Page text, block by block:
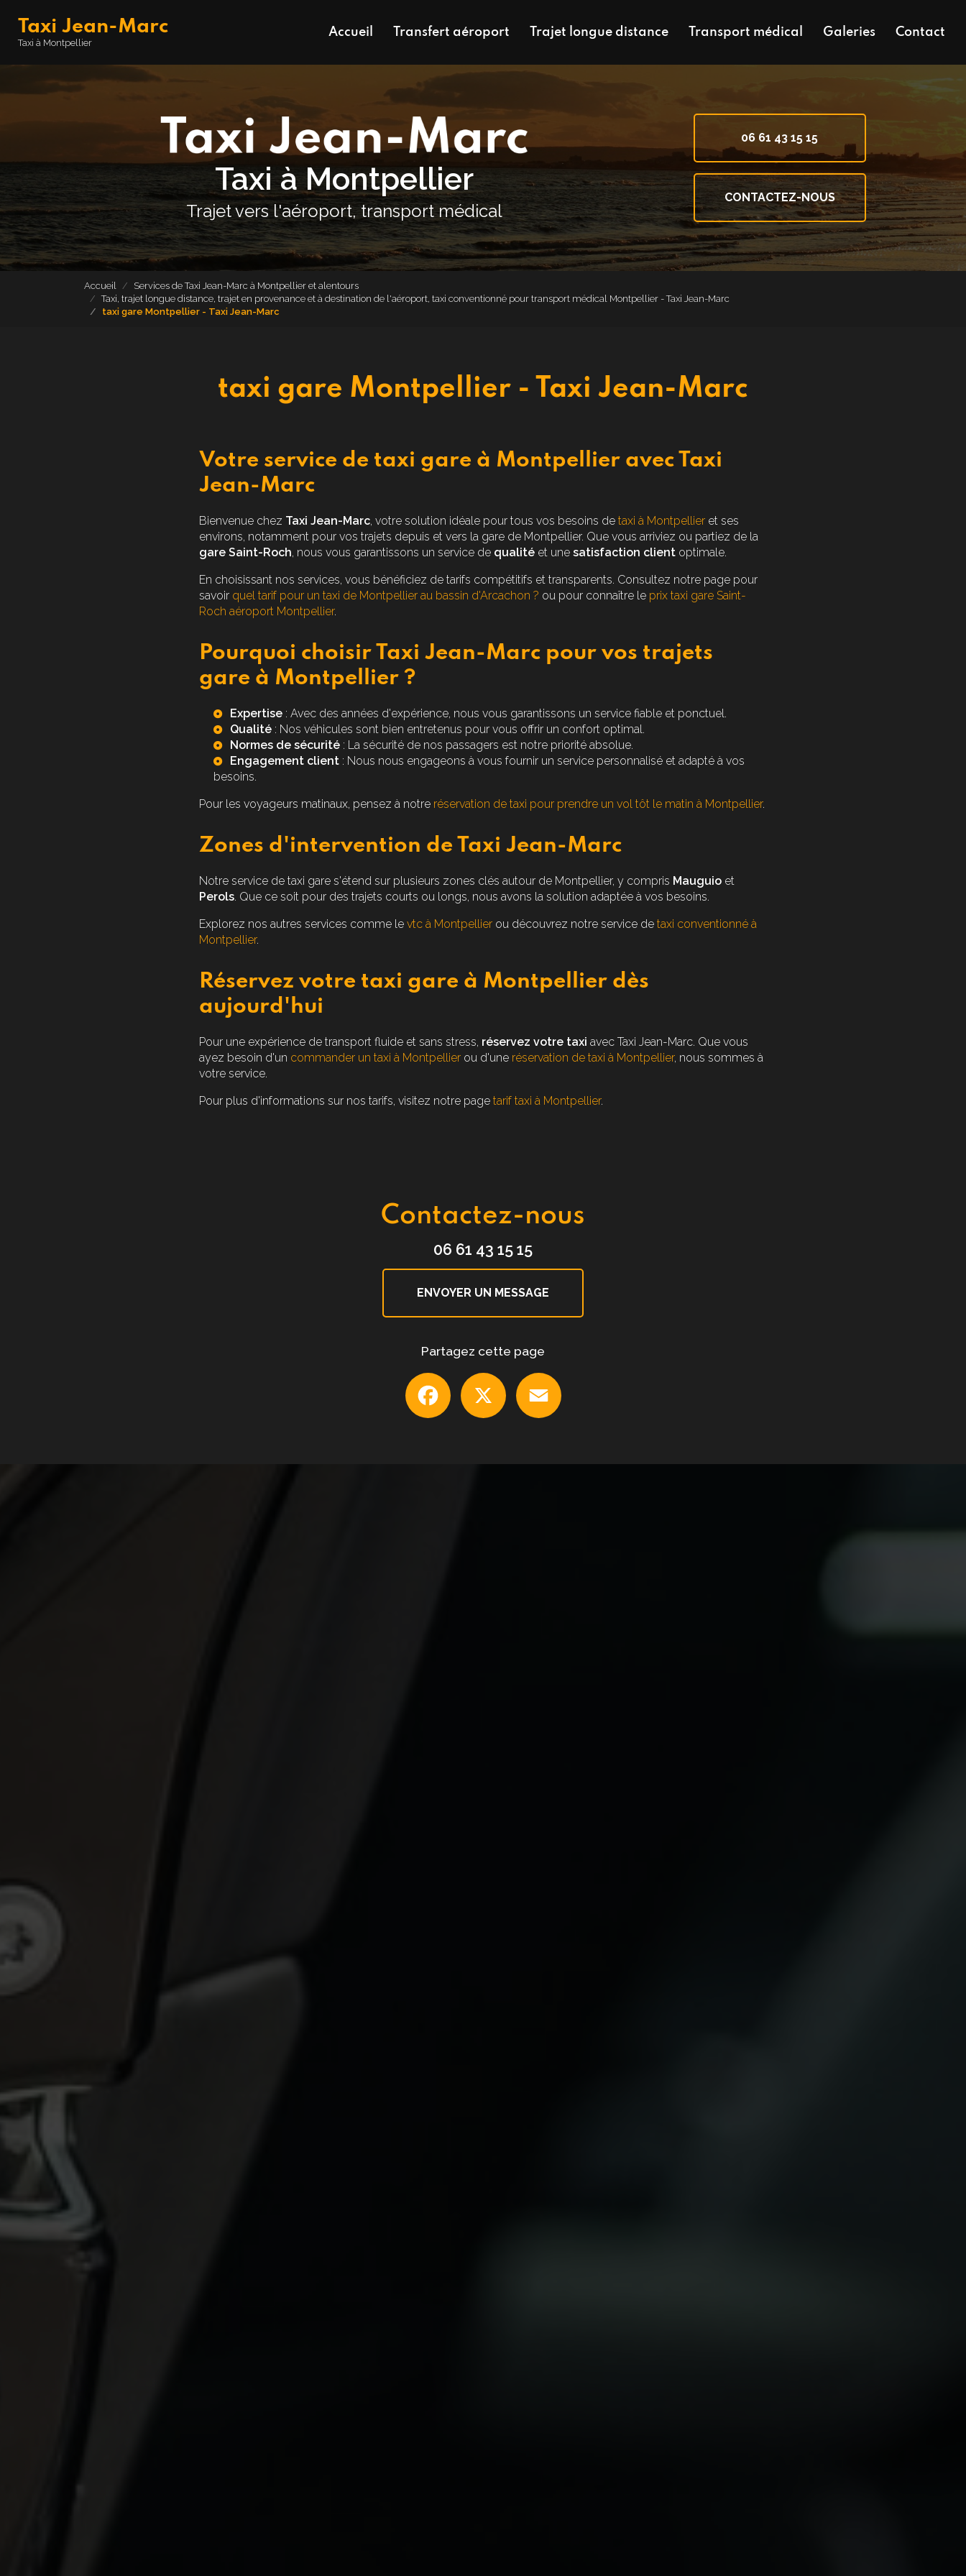
contenu
Taxi Jean-Marc
Taxi à Montpellier
Accueil Transfert aéroport Trajet longue distance Transport médical Galeries Contact
Taxi à Montpellier
Trajet vers l'aéroport, transport médical
06 61 43 15 15
CONTACTEZ-NOUS
Accueil
Services de Taxi Jean-Marc à Montpellier et alentours
Taxi, trajet longue distance, trajet en provenance et à destination de l'aéroport, taxi conventionné pour transport médical Montpellier - Taxi Jean-Marc
taxi gare Montpellier - Taxi Jean-Marc
taxi gare Montpellier - Taxi Jean-Marc
Votre service de taxi gare à Montpellier avec Taxi
Jean-Marc
Bienvenue chez Taxi Jean-Marc, votre solution idéale pour tous vos besoins de taxi à Montpellier et ses
environs, notamment pour vos trajets depuis et vers la gare de Montpellier. Que vous arriviez ou partiez de la
gare Saint-Roch, nous vous garantissons un service de qualité et une satisfaction client optimale.
En choisissant nos services, vous bénéficiez de tarifs compétitifs et transparents. Consultez notre page pour
savoir quel tarif pour un taxi de Montpellier au bassin d'Arcachon ? ou pour connaître le prix taxi gare Saint-
Roch aéroport Montpellier.
Pourquoi choisir Taxi Jean-Marc pour vos trajets
gare à Montpellier ?
Expertise : Avec des années d'expérience, nous vous garantissons un service fiable et ponctuel.
Qualité : Nos véhicules sont bien entretenus pour vous offrir un confort optimal.
Normes de sécurité : La sécurité de nos passagers est notre priorité absolue.
Engagement client : Nous nous engageons à vous fournir un service personnalisé et adapté à vos
besoins.
Pour les voyageurs matinaux, pensez à notre réservation de taxi pour prendre un vol tôt le matin à Montpellier.
Zones d'intervention de Taxi Jean-Marc
Notre service de taxi gare s'étend sur plusieurs zones clés autour de Montpellier, y compris Mauguio et
Perols. Que ce soit pour des trajets courts ou longs, nous avons la solution adaptée à vos besoins.
Explorez nos autres services comme le vtc à Montpellier ou découvrez notre service de taxi conventionné à
Montpellier.
Réservez votre taxi gare à Montpellier dès
aujourd'hui
Pour une expérience de transport fluide et sans stress, réservez votre taxi avec Taxi Jean-Marc. Que vous
ayez besoin d'un commander un taxi à Montpellier ou d'une réservation de taxi à Montpellier, nous sommes à
votre service.
Pour plus d'informations sur nos tarifs, visitez notre page tarif taxi à Montpellier.
Contactez-nous
06 61 43 15 15
ENVOYER UN MESSAGE
Partagez cette page
Facebook